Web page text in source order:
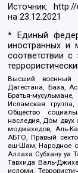
Источник:
на23.12.2021
* Единый
иностранных и
соответствии
Высший военный
Дагестана, База,
Братья-
Исламская
Общество
наследия, Дом
моджахедов, Аль-
АБТО, Правый
аш-Шам, Народное
Аллаха Субхану уа
Тавхида Валь-
исломи,